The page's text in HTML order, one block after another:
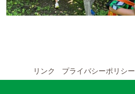
留学コースのご案内
リンク プライバシーポリシー